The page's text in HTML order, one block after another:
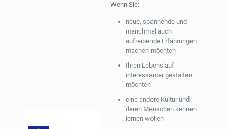
Wenn Sie:
neue, spannende und
manchmal auch
aufreibende Erfahrungen
machen möchten
Ihren Lebenslauf
interessanter gestalten
möchten
eine andere Kultur und
deren Menschen kennen
lernen wollen